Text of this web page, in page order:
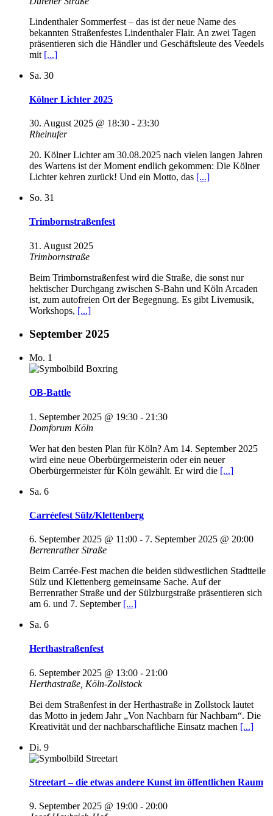
Lindenthaler Sommerfest – das ist der neue Name des
bekannten Straßenfestes Lindenthaler Flair. An zwei Tagen
präsentieren sich die Händler und Geschäftsleute des Veedels
mit [...]
Sa. 30
Kölner Lichter 2025
30. August 2025 @ 18:30 - 23:30
Rheinufer
20. Kölner Lichter am 30.08.2025 nach vielen langen Jahren
des Wartens ist der Moment endlich gekommen: Die Kölner
Lichter kehren zurück! Und ein Motto, das [...]
So. 31
Trimbornstraßenfest
31. August 2025
Trimbornstraße
Beim Trimbornstraßenfest wird die Straße, die sonst nur
hektischer Durchgang zwischen S-Bahn und Köln Arcaden
ist, zum autofreien Ort der Begegnung. Es gibt Livemusik,
Workshops, [...]
September 2025
Mo. 1
OB-Battle
1. September 2025 @ 19:30 - 21:30
Domforum Köln
Wer hat den besten Plan für Köln? Am 14. September 2025
wird eine neue Oberbürgermeisterin oder ein neuer
Oberbürgermeister für Köln gewählt. Er wird die [...]
Sa. 6
Carréefest Sülz/Klettenberg
6. September 2025 @ 11:00 - 7. September 2025 @ 20:00
Berrenrather Straße
Beim Carrée-Fest machen die beiden südwestlichen Stadtteile
Sülz und Klettenberg gemeinsame Sache. Auf der
Berrenrather Straße und der Sülzburgstraße präsentieren sich
am 6. und 7. September [...]
Sa. 6
Herthastraßenfest
6. September 2025 @ 13:00 - 21:00
Herthastraße, Köln-Zollstock
Bei dem Straßenfest in der Herthastraße in Zollstock lautet
das Motto in jedem Jahr „Von Nachbarn für Nachbarn“. Die
Kreativität und der nachbarschaftliche Einsatz machen [...]
Di. 9
Streetart – die etwas andere Kunst im öffentlichen Raum
9. September 2025 @ 19:00 - 20:00